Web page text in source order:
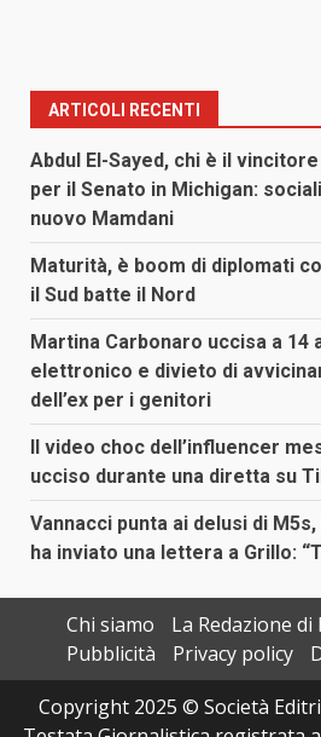
ARTICOLI RECENTI
Abdul El-Sayed, chi è il
per il Senato in Michigan:
nuovo Mamdani
Maturità, è boom di diplomati
il Sud batte il Nord
Martina Carbonaro uccisa a 14
elettronico e divieto di
dell’ex per i genitori
Il video choc dell’influencer
ucciso durante una diretta su
Vannacci punta ai delusi di
ha inviato una lettera a Grillo:
Chi siamo
La Redazione
Pubblicità
Privacy policy
Copyright 2025 © Società